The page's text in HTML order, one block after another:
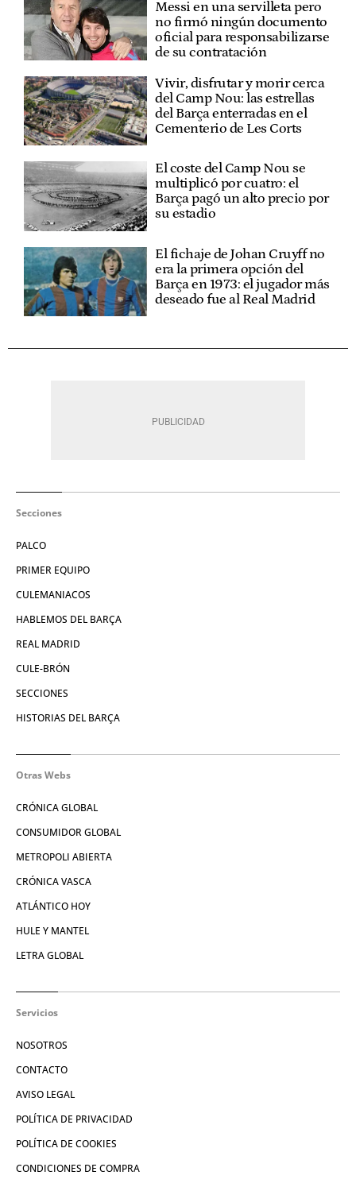
Messi en una servilleta pero
no firmó ningún documento
oficial para responsabilizarse
de su contratación
Vivir, disfrutar y morir cerca
del Camp Nou: las estrellas
del Barça enterradas en el
Cementerio de Les Corts
El coste del Camp Nou se
multiplicó por cuatro: el
Barça pagó un alto precio por
su estadio
El fichaje de Johan Cruyff no
era la primera opción del
Barça en 1973: el jugador más
deseado fue al Real Madrid
Secciones
PALCO
PRIMER EQUIPO
CULEMANIACOS
HABLEMOS DEL BARÇA
REAL MADRID
CULE-BRÓN
SECCIONES
HISTORIAS DEL BARÇA
Otras Webs
CRÓNICA GLOBAL
CONSUMIDOR GLOBAL
METROPOLI ABIERTA
CRÓNICA VASCA
ATLÁNTICO HOY
HULE Y MANTEL
LETRA GLOBAL
Servicios
NOSOTROS
CONTACTO
AVISO LEGAL
POLÍTICA DE PRIVACIDAD
POLÍTICA DE COOKIES
CONDICIONES DE COMPRA